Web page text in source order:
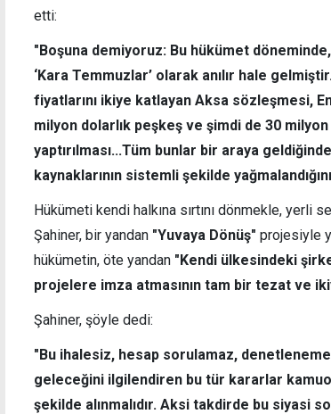
etti:
"Boşuna demiyoruz: Bu hükümet
‘Kara Temmuzlar’ olarak anılır hale
fiyatlarını ikiye katlayan Aksa sözleşmesi,
milyon dolarlık peşkeş ve şimdi de 30
yaptırılması...Tüm bunlar bir araya
kaynaklarının sistemli şekilde
Hükümeti kendi halkına sırtını dönmekle, yerli
Şahiner, bir yandan "Yuvaya Dönüş" projesiyle
hükümetin, öte yandan "Kendi ülkesindeki
projelere imza atmasının tam bir tezat ve
Şahiner, şöyle dedi:
"Bu ihalesiz, hesap sorulamaz,
geleceğini ilgilendiren bu tür kararlar
şekilde alınmalıdır. Aksi takdirde bu siyasi